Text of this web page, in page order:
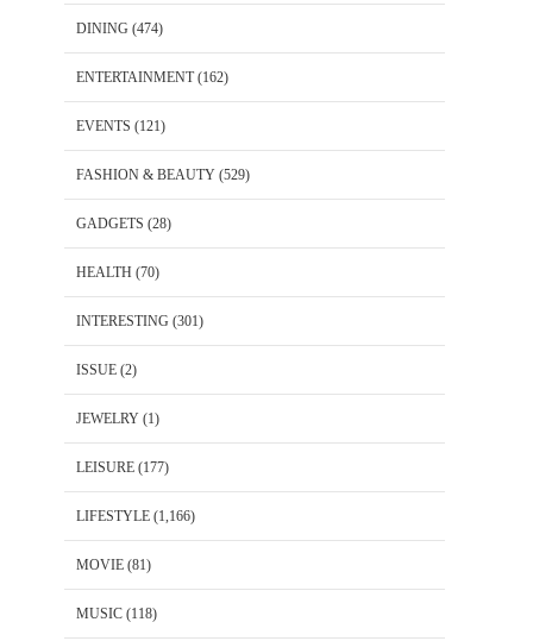
DINING (474)
ENTERTAINMENT(162)
EVENTS (121)
FASHION & BEAUTY (529)
GADGETS (28)
HEALTH (70)
INTERESTING (301)
ISSUE (2)
JEWELRY (1)
LEISURE (177)
LIFESTYLE (1,166)
MOVIE (81)
MUSIC (118)